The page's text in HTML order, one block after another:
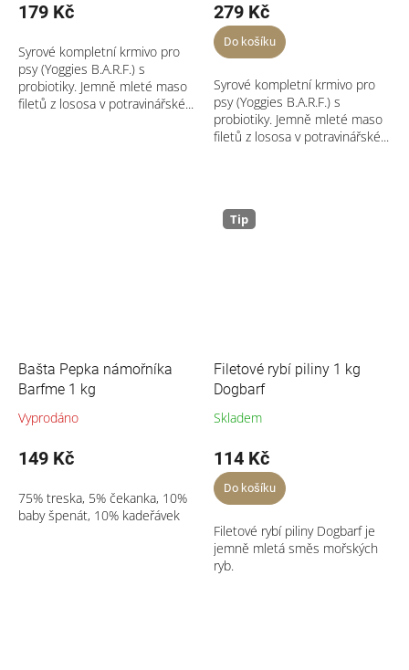
179 Kč
Syrové kompletní krmivo pro
psy (Yoggies B.A.R.F.) s
probiotiky. Jemně mleté maso
filetů z lososa v potravinářské...
279 Kč
Do košíku
Syrové kompletní krmivo pro
psy (Yoggies B.A.R.F.) s
probiotiky. Jemně mleté maso
filetů z lososa v potravinářské...
Bašta Pepka námořníka
Barfme 1 kg
Vyprodáno
149 Kč
75% treska, 5% čekanka, 10%
baby špenát, 10% kadeřávek
Tip
Filetové rybí piliny 1 kg
Dogbarf
Skladem
114 Kč
Do košíku
Filetové rybí piliny Dogbarf je
jemně mletá směs mořských
ryb.